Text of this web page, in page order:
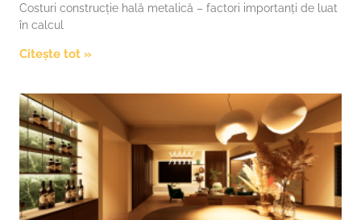
Costuri construcție hală metalică – factori importanți de luat
în calcul
Citește tot »